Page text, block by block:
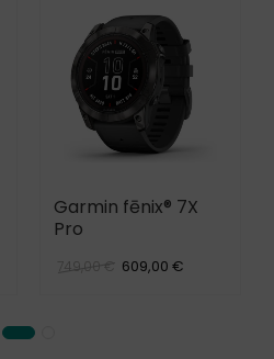
Garmin fēnix® 7X
Pro
749,00 € 609,00 €